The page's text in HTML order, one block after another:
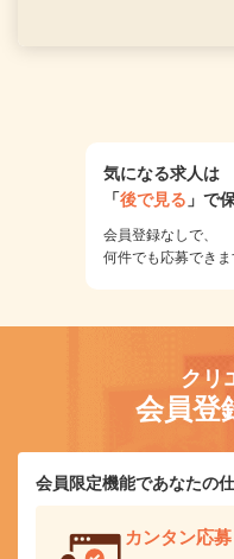
気になる求人は
「後で見る 」で
会員登録なしで、
何件でも応募できま
クリ
会員登
会員限定機能であなたの
カンタン応募